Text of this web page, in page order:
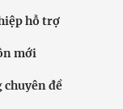
hỗ trợ
mới
chuyên đề